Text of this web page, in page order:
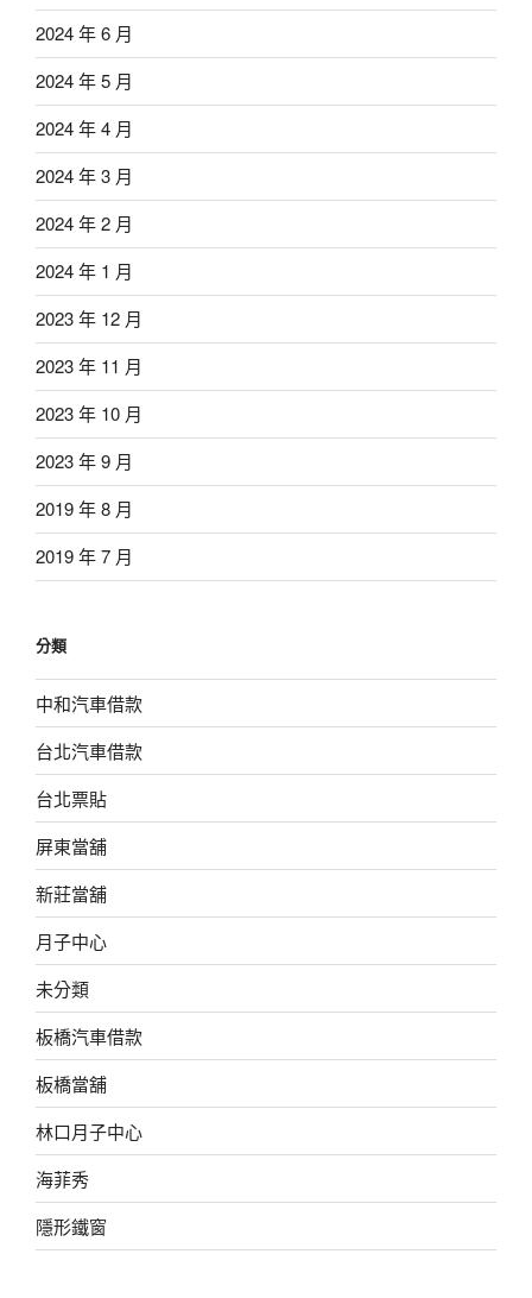
2024 年 6 月
2024 年 5 月
2024 年 4 月
2024 年 3 月
2024 年 2 月
2024 年 1 月
2023 年 12 月
2023 年 11 月
2023 年 10 月
2023 年 9 月
2019 年 8 月
2019 年 7 月
分類
中和汽車借款
台北汽車借款
台北票貼
屏東當舖
新莊當舖
月子中心
未分類
板橋汽車借款
板橋當舖
林口月子中心
海菲秀
隱形鐵窗